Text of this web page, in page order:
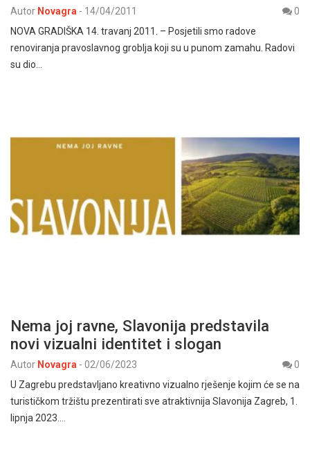
Autor Novagra - 14/04/2011
0
NOVA GRADIŠKA 14. travanj 2011. – Posjetili smo radove
renoviranja pravoslavnog groblja koji su u punom zamahu. Radovi
su dio…
Nema joj ravne, Slavonija predstavila
novi vizualni identitet i slogan
Autor Novagra - 02/06/2023
0
U Zagrebu predstavljano kreativno vizualno rješenje kojim će se na
turističkom tržištu prezentirati sve atraktivnija Slavonija Zagreb, 1.
lipnja 2023.…